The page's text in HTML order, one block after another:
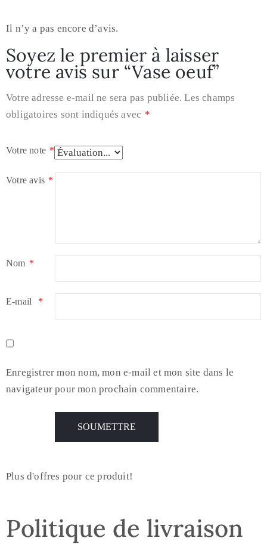
Il n’y a pas encore d’avis.
Soyez le premier à laisser
votre avis sur “Vase oeuf”
Votre adresse e-mail ne sera pas publiée. Les champs
obligatoires sont indiqués avec *
Votre note *
Votre avis *
Nom *
E-mail *
Enregistrer mon nom, mon e-mail et mon site dans le
navigateur pour mon prochain commentaire.
Plus d'offres pour ce produit!
Politique de livraison